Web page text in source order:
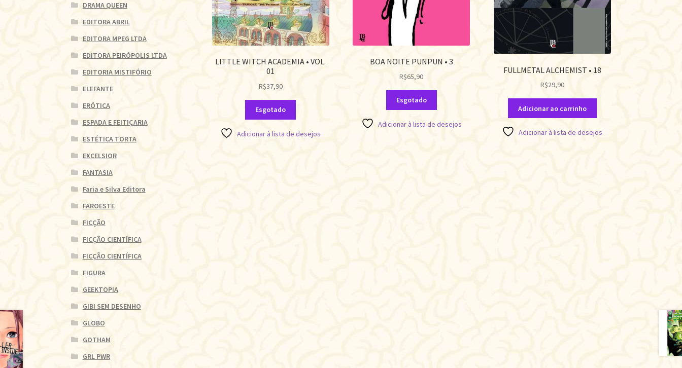
LITTLE WITCH ACADEMIA • VOL.
01
R$37,90
Esgotado
Adicionar à lista de desejos
BOA NOITE PUNPUN • 3
R$65,90
Esgotado
Adicionar à lista de desejos
FULLMETAL ALCHEMIST • 18
R$29,90
Adicionar ao carrinho
Adicionar à lista de desejos
DRAMA QUEEN
EDITORA ABRIL
EDITORA MPEG LTDA
EDITORA PEIRÓPOLIS LTDA
EDITORIA MISTIFÓRIO
ELEFANTE
ERÓTICA
ESPADA E FEITIÇARIA
ESTÉTICA TORTA
EXCELSIOR
FANTASIA
Faria e Silva Editora
FAROESTE
FICÇÃO
FICÇÃO CIENTÍFICA
FICÇÃO CIENTÍFICA
FIGURA
GEEKTOPIA
GIBI SEM DESENHO
GLOBO
GOTHAM
GRL PWR